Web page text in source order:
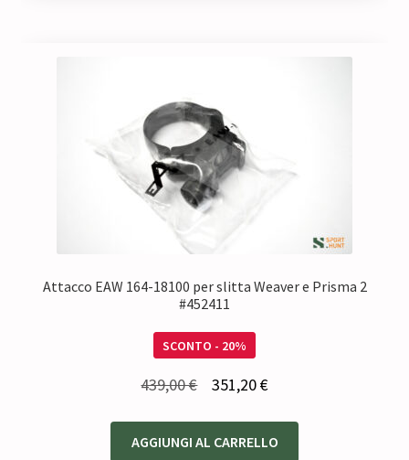
Attacco EAW 164-18100 per slitta Weaver e Prisma 2
#452411
SCONTO - 20%
439,00€
originale
351,20€Il
attuale
AGGIUNGI AL CARRELLO